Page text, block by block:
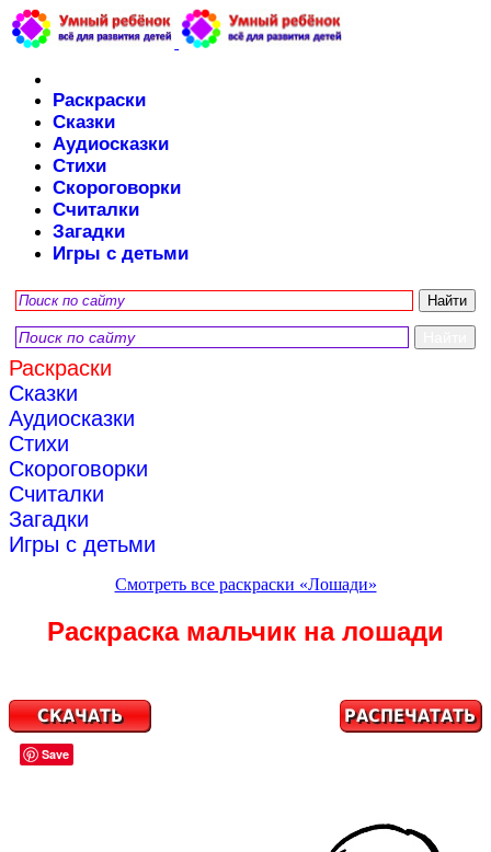
Раскраски
Сказки
Аудиосказки
Стихи
Скороговорки
Считалки
Загадки
Игры с детьми
Раскраски
Сказки
Аудиосказки
Стихи
Скороговорки
Считалки
Загадки
Игры с детьми
Смотреть все раскраски «Лошади»
Раскраска мальчик на лошади
Save